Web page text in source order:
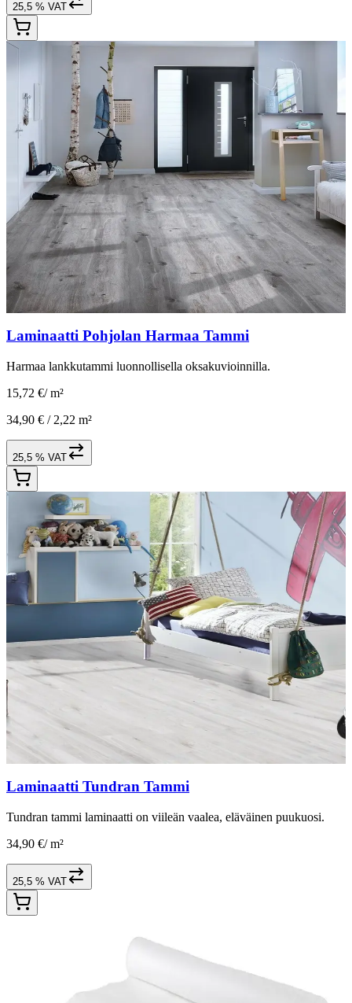
25,5 % VAT
Laminaatti Pohjolan Harmaa Tammi
Harmaa lankkutammi luonnollisella oksakuvioinnilla.
15,72 €/ m²
34,90 € / 2,22 m²
25,5 % VAT
Laminaatti Tundran Tammi
Tundran tammi laminaatti on viileän vaalea, eläväinen puukuosi.
34,90 €/ m²
25,5 % VAT